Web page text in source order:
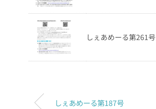
しぇあめーる第261号
しぇあめーる第187号